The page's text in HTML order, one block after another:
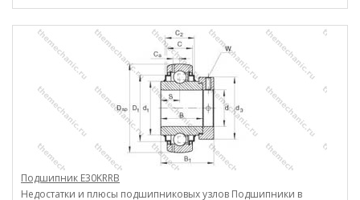
Подшипник E30KRRB
Недостатки и плюсы подшипниковых узлов Подшипники в